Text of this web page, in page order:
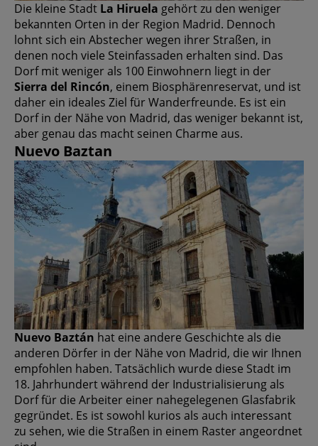
Die kleine Stadt La Hiruela gehört zu den weniger
bekannten Orten in der Region Madrid. Dennoch
lohnt sich ein Abstecher wegen ihrer Straßen, in
denen noch viele Steinfassaden erhalten sind. Das
Dorf mit weniger als 100 Einwohnern liegt in der
Sierra del Rincón, einem Biosphärenreservat, und ist
daher ein ideales Ziel für Wanderfreunde. Es ist ein
Dorf in der Nähe von Madrid, das weniger bekannt ist,
aber genau das macht seinen Charme aus.
Nuevo Baztan
Nuevo Baztán hat eine andere Geschichte als die
anderen Dörfer in der Nähe von Madrid, die wir Ihnen
empfohlen haben. Tatsächlich wurde diese Stadt im
18. Jahrhundert während der Industrialisierung als
Dorf für die Arbeiter einer nahegelegenen Glasfabrik
gegründet. Es ist sowohl kurios als auch interessant
zu sehen, wie die Straßen in einem Raster angeordnet